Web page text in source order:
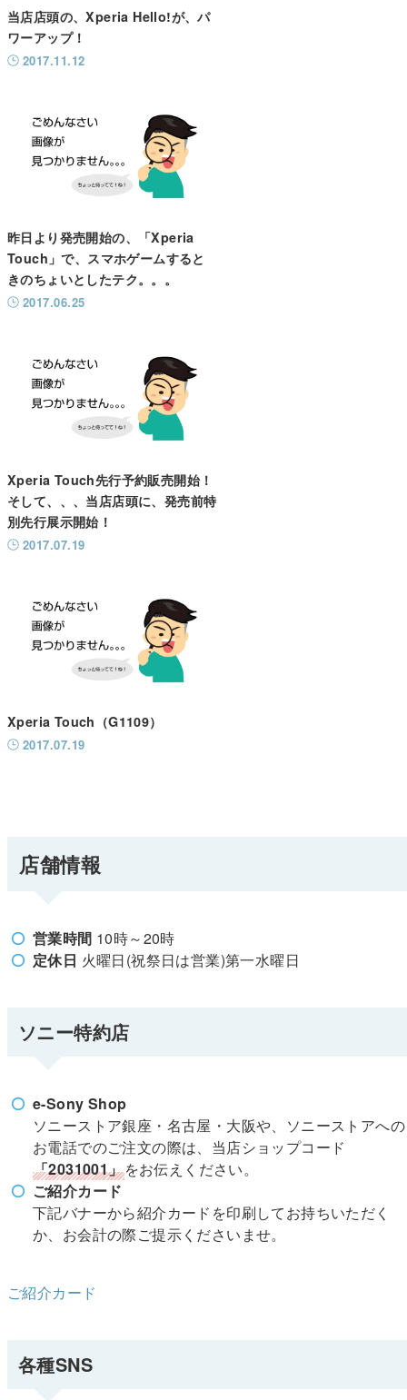
当店店頭の、Xperia Hello!が、パ
ワーアップ！
2017.11.12
昨日より発売開始の、「Xperia
Touch」で、スマホゲームすると
きのちょいとしたテク。。。
2017.06.25
Xperia Touch先行予約販売開始！
そして、、、当店店頭に、発売前特
別先行展示開始！
2017.07.19
Xperia Touch（G1109）
2017.07.19
店舗情報
営業時間 10時～20時
定休日 火曜日(祝祭日は営業)第一水曜日
ソニー特約店
e-Sony Shop
ソニーストア銀座・名古屋・大阪や、ソニーストアへの
お電話でのご注文の際は、当店ショップコード
「2031001」をお伝えください。
ご紹介カード
下記バナーから紹介カードを印刷してお持ちいただく
か、お会計の際ご提示くださいませ。
ご紹介カード
各種SNS